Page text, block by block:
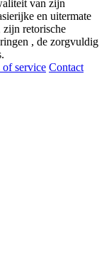
van zijn
en uitermate
zijn retorische
, de zorgvuldig
of service Contact